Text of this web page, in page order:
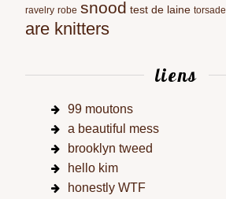
ravelry robe snood test de laine torsade
are knitters
liens
99 moutons
a beautiful mess
brooklyn tweed
hello kim
honestly WTF